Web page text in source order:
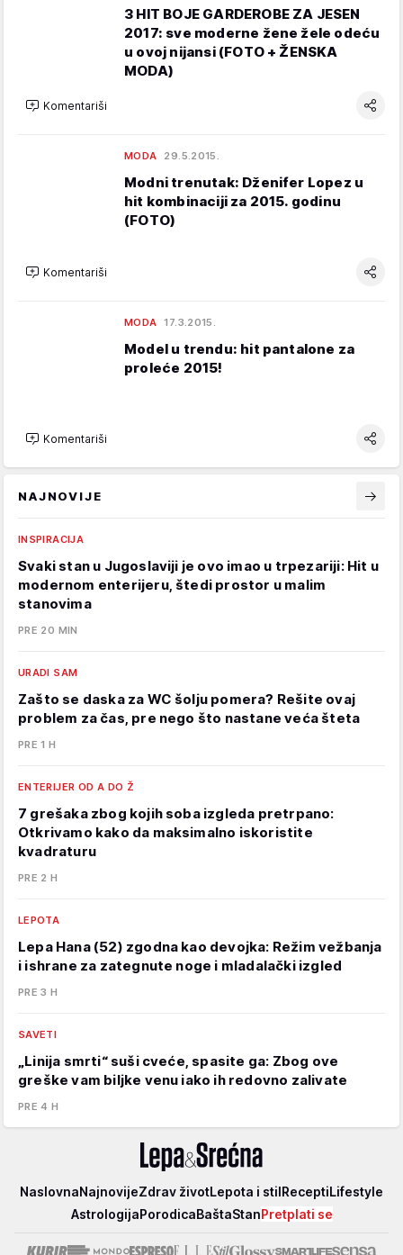
3 HIT BOJE GARDEROBE ZA JESEN
2017: sve moderne žene žele odeću
u ovoj nijansi (FOTO + ŽENSKA
MODA)
Komentariši
MODA 29.5.2015.
Modni trenutak: Dženifer Lopez u
hit kombinaciji za 2015. godinu
(FOTO)
Komentariši
MODA 17.3.2015.
Model u trendu: hit pantalone za
proleće 2015!
Komentariši
NAJNOVIJE
INSPIRACIJA
Svaki stan u Jugoslaviji je ovo imao u trpezariji: Hit u
modernom enterijeru, štedi prostor u malim
stanovima
PRE 20 MIN
URADI SAM
Zašto se daska za WC šolju pomera? Rešite ovaj
problem za čas, pre nego što nastane veća šteta
PRE 1 H
ENTERIJER OD A DO Ž
7 grešaka zbog kojih soba izgleda pretrpano:
Otkrivamo kako da maksimalno iskoristite
kvadraturu
PRE 2 H
LEPOTA
Lepa Hana (52) zgodna kao devojka: Režim vežbanja
i ishrane za zategnute noge i mladalački izgled
PRE 3 H
SAVETI
„Linija smrti“ suši cveće, spasite ga: Zbog ove
greške vam biljke venu iako ih redovno zalivate
PRE 4 H
Lepa
NaslovnaNajnovijeZdrav životLepota i stilReceptiLifestyle
AstrologijaPorodicaBaštaStanPretplati se